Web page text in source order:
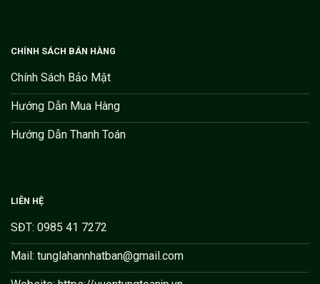
CHÍNH SÁCH BÁN HÀNG
Chính Sách Bảo Mật
Hướng Dẫn Mua Hàng
Hướng Dẫn Thanh Toán
LIÊN HỆ
SĐT: 0985 41 7272
Mail: tunglahannhatban@gmail.com